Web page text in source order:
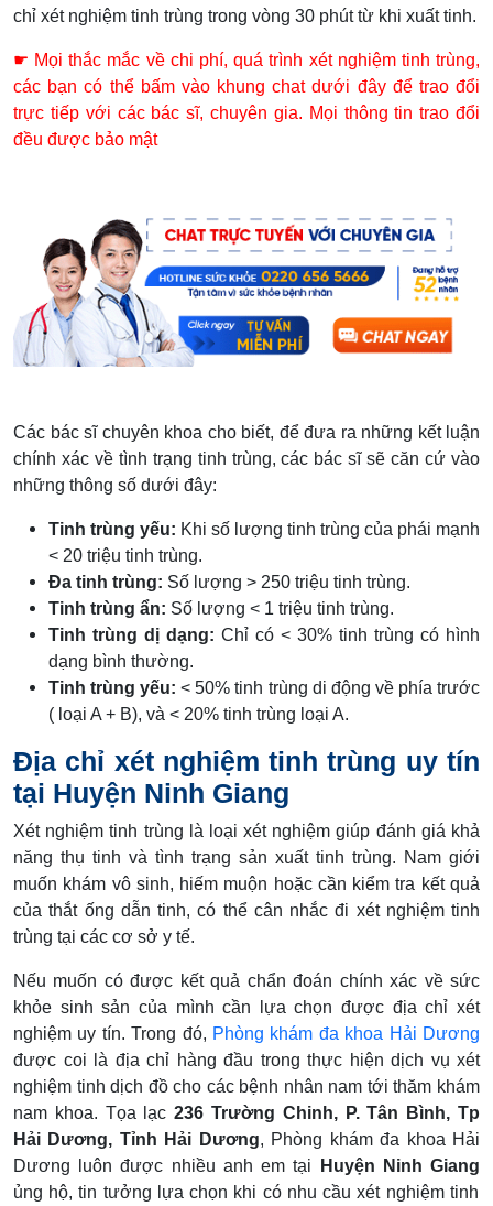
chỉ xét nghiệm tinh trùng trong vòng 30 phút từ khi xuất tinh.
☛ Mọi thắc mắc về chi phí, quá trình xét nghiệm tinh trùng,
các bạn có thể bấm vào khung chat dưới đây để trao đổi
trực tiếp với các bác sĩ, chuyên gia. Mọi thông tin trao đổi
đều được bảo mật
Các bác sĩ chuyên khoa cho biết, để đưa ra những kết luận
chính xác về tình trạng tinh trùng, các bác sĩ sẽ căn cứ vào
những thông số dưới đây:
Tinh trùng yếu: Khi số lượng tinh trùng của phái mạnh
< 20 triệu tinh trùng.
Đa tinh trùng: Số lượng > 250 triệu tinh trùng.
Tinh trùng ẩn: Số lượng < 1 triệu tinh trùng.
Tinh trùng dị dạng: Chỉ có < 30% tinh trùng có hình
dạng bình thường.
Tinh trùng yếu: < 50% tinh trùng di động về phía trước
( loại A + B), và < 20% tinh trùng loại A.
Địa chỉ xét nghiệm tinh trùng uy tín
tại Huyện Ninh Giang
Xét nghiệm tinh trùng là loại xét nghiệm giúp đánh giá khả
năng thụ tinh và tình trạng sản xuất tinh trùng. Nam giới
muốn khám vô sinh, hiếm muộn hoặc cần kiểm tra kết quả
của thắt ống dẫn tinh, có thể cân nhắc đi xét nghiệm tinh
trùng tại các cơ sở y tế.
Nếu muốn có được kết quả chẩn đoán chính xác về sức
khỏe sinh sản của mình cần lựa chọn được địa chỉ xét
nghiệm uy tín. Trong đó, Phòng khám đa khoa Hải Dương
được coi là địa chỉ hàng đầu trong thực hiện dịch vụ xét
nghiệm tinh dịch đồ cho các bệnh nhân nam tới thăm khám
nam khoa. Tọa lạc236 Trường Chinh, P. Tân Bình, Tp
Hải Dương, Tỉnh Hải Dương, Phòng khám đa khoa Hải
Dương luôn được nhiều anh em tại
Huyện Ninh Giang
ủng hộ, tin tưởng lựa chọn khi có nhu cầu xét nghiệm tinh